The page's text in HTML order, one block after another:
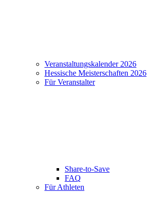
Veranstaltungskalender 2026
Hessische Meisterschaften 2026
Für Veranstalter
Share-to-Save
FAQ
Für Athleten